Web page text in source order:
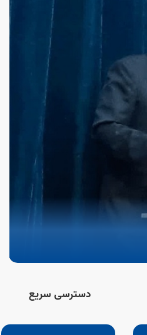
دسترسی سریع